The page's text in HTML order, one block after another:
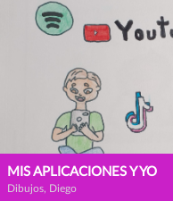
MIS APLICACIONES Y YO
Dibujos, Diego